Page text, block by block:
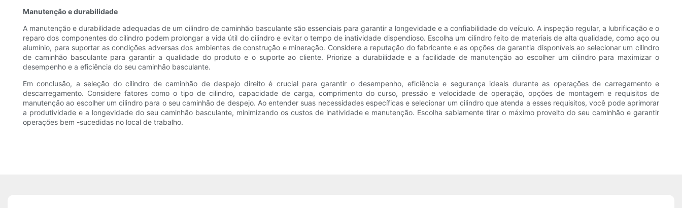
Manutenção e durabilidade
A manutenção e durabilidade adequadas de um cilindro de caminhão basculante são essenciais para garantir a longevidade e a confiabilidade do veículo. A inspeção regular, a lubrificação e o
reparo dos componentes do cilindro podem prolongar a vida útil do cilindro e evitar o tempo de inatividade dispendioso. Escolha um cilindro feito de materiais de alta qualidade, como aço ou
alumínio, para suportar as condições adversas dos ambientes de construção e mineração. Considere a reputação do fabricante e as opções de garantia disponíveis ao selecionar um cilindro
de caminhão basculante para garantir a qualidade do produto e o suporte ao cliente. Priorize a durabilidade e a facilidade de manutenção ao escolher um cilindro para maximizar o
desempenho e a eficiência do seu caminhão basculante.
Em conclusão, a seleção do cilindro de caminhão de despejo direito é crucial para garantir o desempenho, eficiência e segurança ideais durante as operações de carregamento e
descarregamento. Considere fatores como o tipo de cilindro, capacidade de carga, comprimento do curso, pressão e velocidade de operação, opções de montagem e requisitos de
manutenção ao escolher um cilindro para o seu caminhão de despejo. Ao entender suas necessidades específicas e selecionar um cilindro que atenda a esses requisitos, você pode aprimorar
a produtividade e a longevidade do seu caminhão basculante, minimizando os custos de inatividade e manutenção. Escolha sabiamente tirar o máximo proveito do seu caminhão e garantir
operações bem -sucedidas no local de trabalho.